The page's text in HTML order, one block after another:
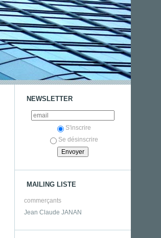
NEWSLETTER
S'inscrire
Se désinscrire
MAILING LISTE
commerçants
Jean Claude JANAN